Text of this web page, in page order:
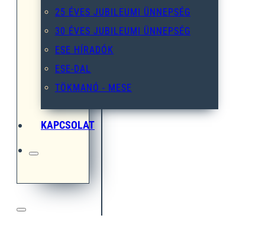
25 ÉVES JUBILEUMI ÜNNEPSÉG
30 ÉVES JUBILEUMI ÜNNEPSÉG
ESE HÍRADÓK
ESE-DAL
TÖKMANÓ - MESE
KAPCSOLAT